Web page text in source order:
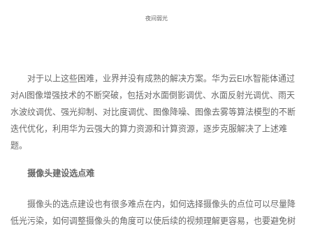
夜间弱光
对于以上这些困难，业界并没有成熟的解决方案。华为云EI 水智能体通过
对AI 图像增强技术的不断突破，包括对水面倒影调优、水面反射光调优、雨天
水波纹调优、强光抑制、对比度调优、图像降噪、图像去雾等算法模型的不断
迭代优化，利用华为云强大的算力资源和计算资源，逐步克服解决了上述难
题。
摄像头建设选点难
摄像头的选点建设也有很多难点在内，如何选择摄像头的点位可以尽量降
低光污染，如何调整摄像头的角度可以使后续的视频理解更容易，也要避免树